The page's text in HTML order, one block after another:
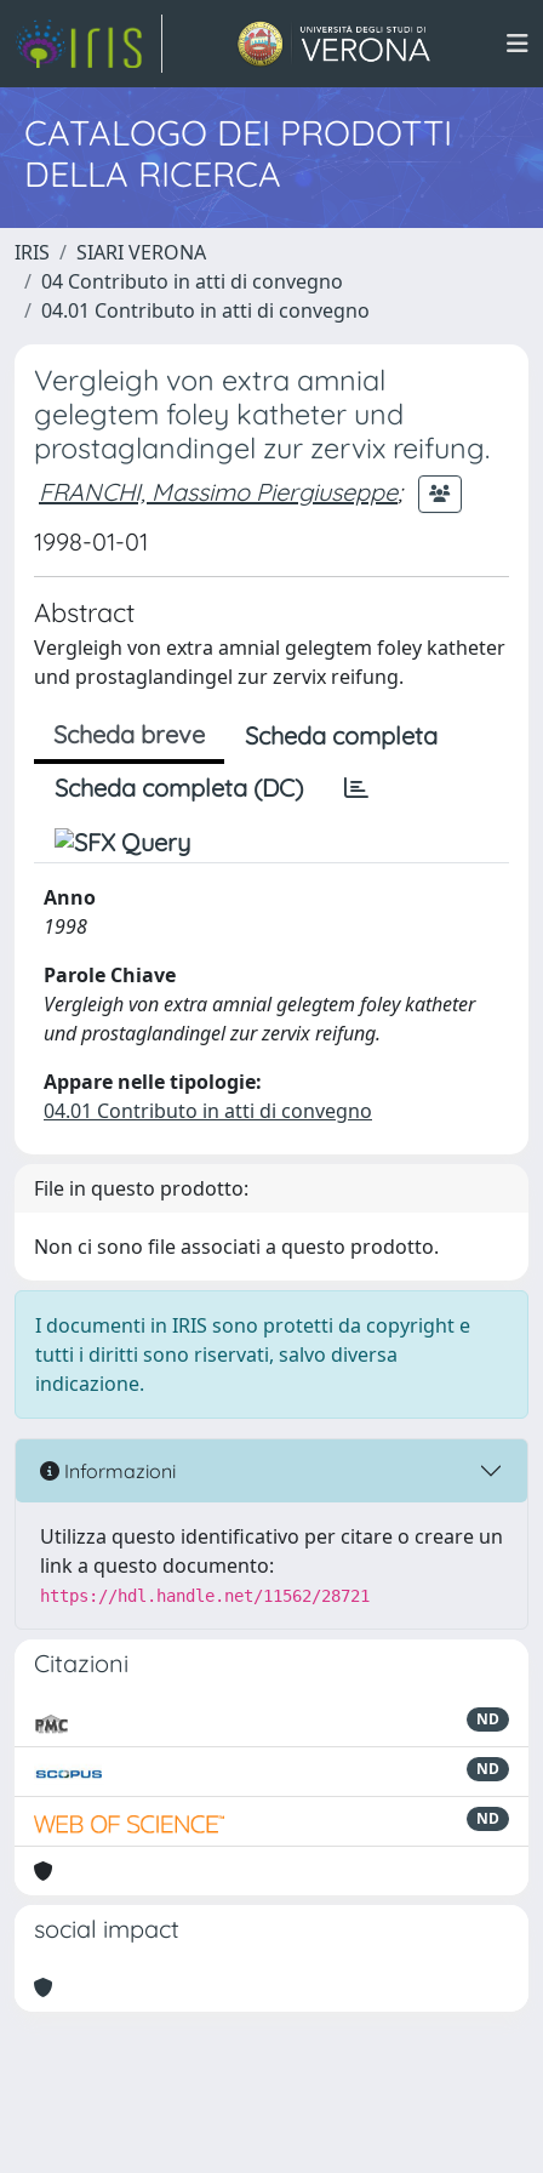
CATALOGO DEI PRODOTTI
DELLA RICERCA
IRIS
SIARI VERONA
04 Contributo in atti di convegno
04.01 Contributo in atti di convegno
Vergleigh von extra amnial
gelegtem foley katheter und
prostaglandingel zur zervix reifung.
FRANCHI, Massimo Piergiuseppe;
1998-01-01
Abstract
Vergleigh von extra amnial gelegtem foley katheter
und prostaglandingel zur zervix reifung.
Scheda breve
Scheda completa
Scheda completa (DC)
Anno
1998
Parole Chiave
Vergleigh von extra amnial gelegtem foley katheter
und prostaglandingel zur zervix reifung.
Appare nelle tipologie:
04.01 Contributo in atti di convegno
File in questo prodotto:
Non ci sono file associati a questo prodotto.
I documenti in IRIS sono protetti da copyright e
tutti i diritti sono riservati, salvo diversa
indicazione.
Informazioni
Utilizza questo identificativo per citare o creare un
link a questo documento:
https://hdl.handle.net/11562/28721
Citazioni
ND
ND
ND
social impact